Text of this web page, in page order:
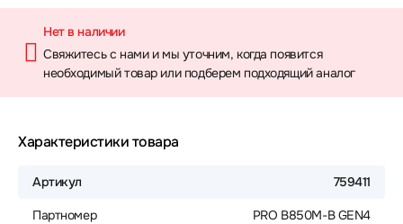
Нет в наличии
Свяжитесь с нами и мы уточним, когда появится
необходимый товар или подберем подходящий аналог
Характеристики товара
Артикул 759411
Партномер PRO B850M-B GEN4